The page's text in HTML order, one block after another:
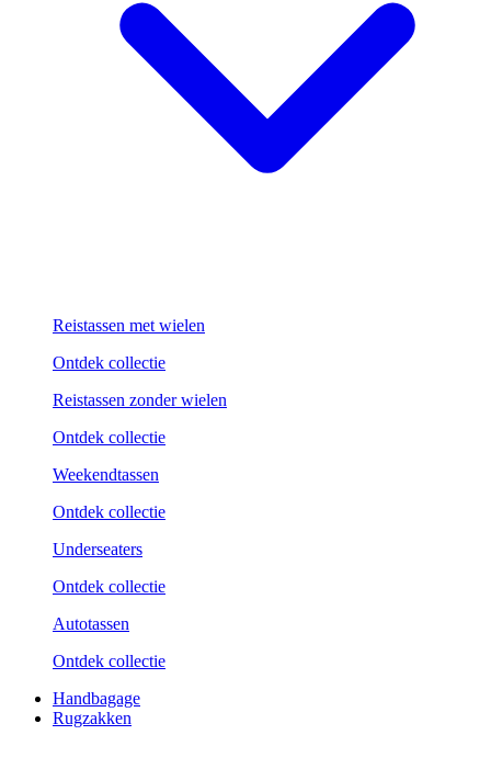
Reistassen met wielen
Ontdek collectie
Reistassen zonder wielen
Ontdek collectie
Weekend­tassen
Ontdek collectie
Underseaters
Ontdek collectie
Autotassen
Ontdek collectie
Handbagage
Rugzakken